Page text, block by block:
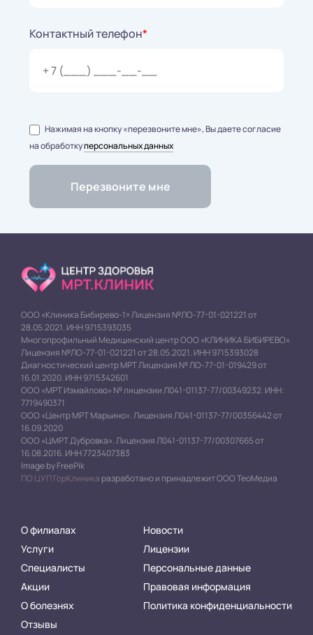
Контактный телефон*
Нажимая на кнопку «перезвоните мне», Вы даете согласие
на обработкуперсональных данных
ООО «Клиника Бибирево-1» Лицензия №ЛО-77-01-021221 от
28.05.2021. ИНН 9715393035
Многопрофильный Медицинский центр ООО «КЛИНИКА БИБИРЕВО»
Лицензия №ЛО-77-01-021221 от 28.05.2021. ИНН 9715393028
Диагностический центр МРТ Лицензия № ЛО-77-01-019429 от
16.01.2020. ИНН 9715342601
ООО «МРТ Измайлово» № лицензии Л041-01137-77/00349232. ИНН:
7719490371
ООО «Центр МРТ Марьино». Лицензия Л041-01137-77/00356442 от
16.09.2020
ООО «ЦМРТ Дубровка». Лицензия Л041-01137-77/00307665 от
16.08.2016. ИНН 7723407383
Image by FreePik
ПО ЦУП ГорКлиника разработано и принадлежит ООО ТеоМедиа
О филиалах
Услуги
Специалисты
Акции
О болезнях
Отзывы
Новости
Лицензии
Персональные данные
Правовая информация
Политика конфиденциальности